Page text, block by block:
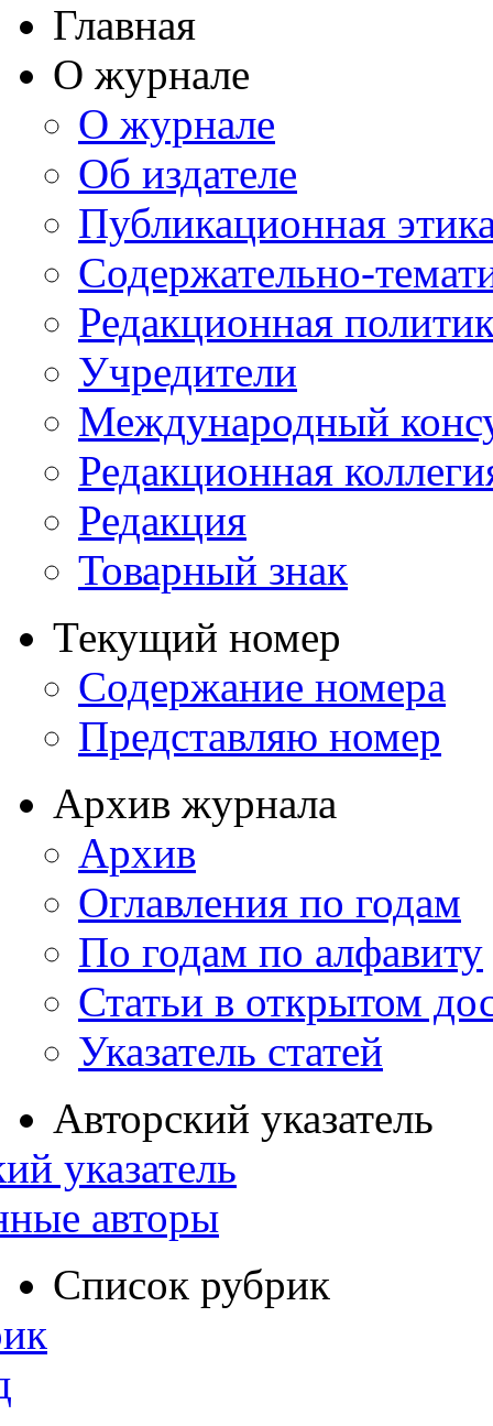
Главная
О журнале
О журнале
Об издателе
Публикационная
Содержательно-
Редакционная
Учредители
Международный
Редакционная
Редакция
Товарный знак
Текущий номер
Содержание номера
Представляю номер
Архив журнала
Архив
Оглавления по годам
По годам по алфавиту
Статьи в открытом
Указатель статей
Авторский указатель
указатель
авторы
Список рубрик